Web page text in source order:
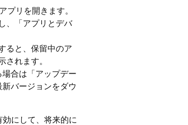
プリを開きます。
、「アプリとデバ
ると、保留中のア
されます。
合は「アップデー
バージョンをダウ
にして、将来的に